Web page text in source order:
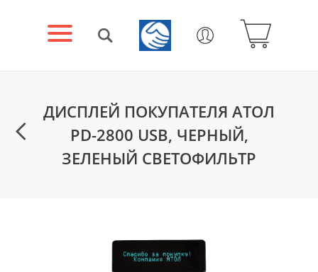
ДИСПЛЕЙ ПОКУПАТЕЛЯ АТОЛ
PD-2800 USB, ЧЕРНЫЙ,
ЗЕЛЕНЫЙ СВЕТОФИЛЬТР